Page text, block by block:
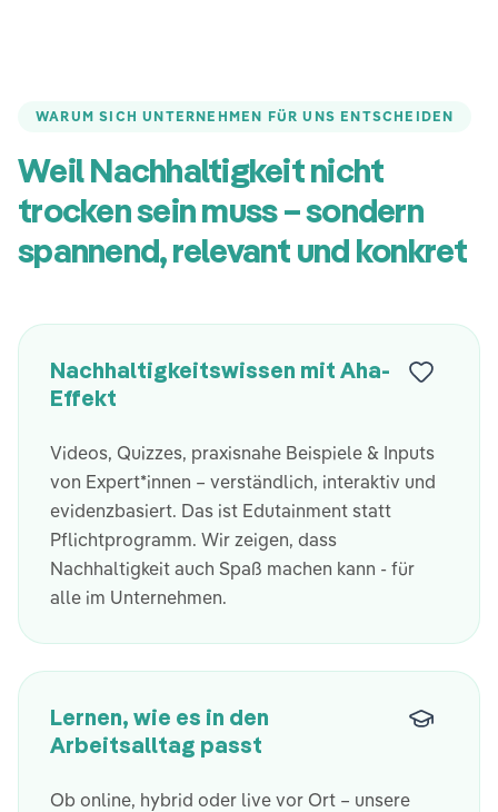
WARUM SICH UNTERNEHMEN FÜR UNS ENTSCHEIDEN
Weil Nachhaltigkeit nicht
trocken sein muss – sondern
spannend, relevant und konkret
Nachhaltigkeitswissen mit Aha-
Effekt
Videos, Quizzes, praxisnahe Beispiele & Inputs
von Expert*innen – verständlich, interaktiv und
evidenzbasiert. Das ist Edutainment statt
Pflichtprogramm. Wir zeigen, dass
Nachhaltigkeit auch Spaß machen kann - für
alle im Unternehmen.
Lernen, wie es in den
Arbeitsalltag passt
Ob online, hybrid oder live vor Ort – unsere